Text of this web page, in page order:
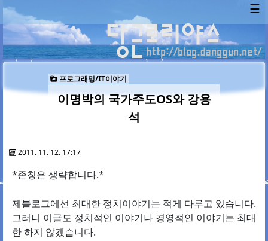
☰
프로그래밍/IT이야기
이명박의 국가주도OS와 강용
석
2011. 11. 12. 17:17
*존칭은 생략합니다.*
제블로그에선 최대한 정치이야기는 적게 다루고 있습니다.
그러니 이글도 정치적인 이야기나 경영적인 이야기는 최대
한 하지 않겠습니다.